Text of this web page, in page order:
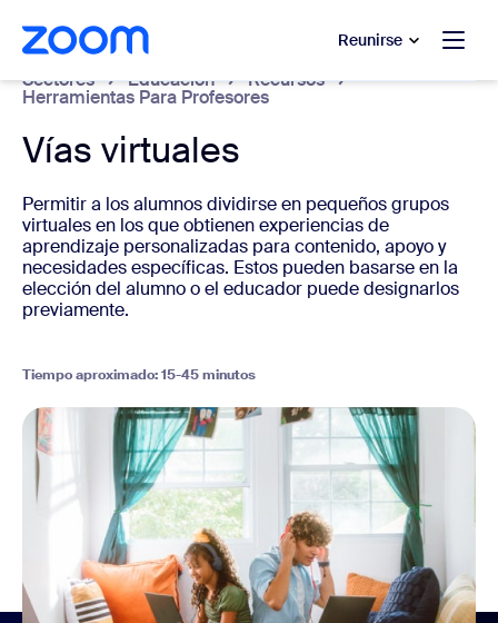
contenido principal
al chat de ayuda Reunirse
Sectores Educación Recursos
Herramientas Para Profesores
Vías virtuales
Permitir a los alumnos dividirse en pequeños grupos
virtuales en los que obtienen experiencias de
aprendizaje personalizadas para contenido, apoyo y
necesidades específicas. Estos pueden basarse en la
elección del alumno o el educador puede designarlos
previamente.
Tiempo aproximado: 15-45 minutos